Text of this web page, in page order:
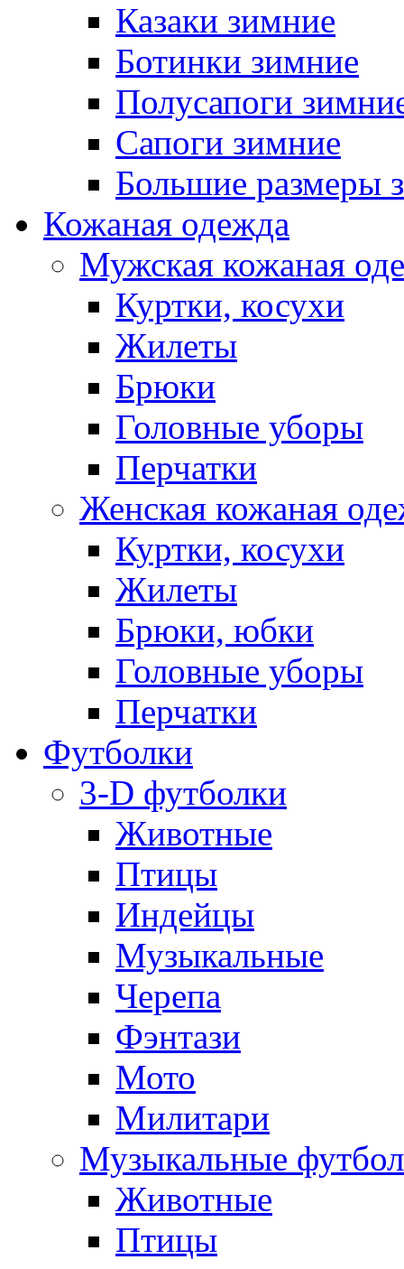
Казаки зимние
Ботинки зимние
Полусапоги
Сапоги зимние
Большие размеры
Кожаная одежда
Мужская кожаная
Куртки, косухи
Жилеты
Брюки
Головные уборы
Перчатки
Женская кожаная
Куртки, косухи
Жилеты
Брюки, юбки
Головные уборы
Перчатки
Футболки
3-D футболки
Животные
Птицы
Индейцы
Музыкальные
Черепа
Фэнтази
Мото
Милитари
Музыкальные
Животные
Птицы